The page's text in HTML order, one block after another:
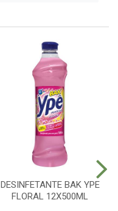
DESINFETANTE BAK YPE
FLORAL 12X500ML